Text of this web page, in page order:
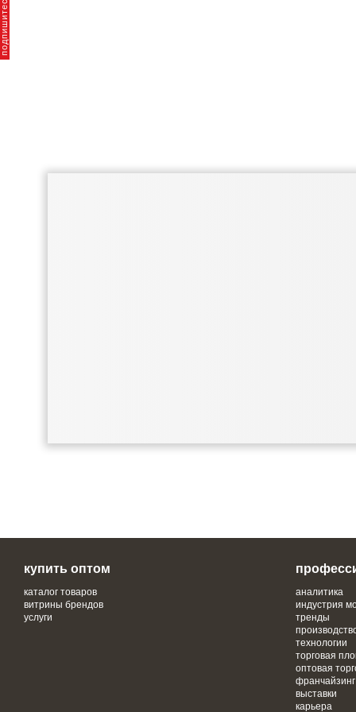
купить оптом
каталог товаров
витрины брендов
услуги
аналитика
индустрия
тренды
технологии
торговая
оптовая
франчайзинг
выставки
карьера